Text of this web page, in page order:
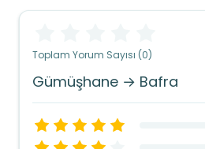
Toplam Yorum Sayısı (0)
Gümüşhane → Bafra